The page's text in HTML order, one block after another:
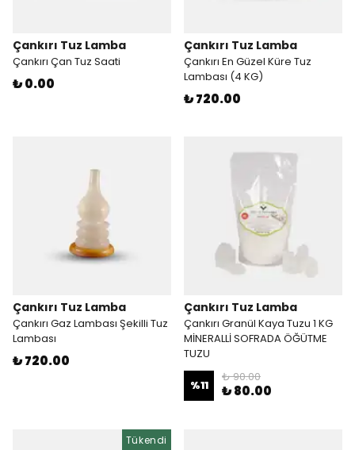
Çankırı Tuz Lamba
Çankırı Çan Tuz Saati
₺ 0.00
Çankırı Tuz Lamba
Çankırı En Güzel Küre Tuz
Lambası (4 KG)
₺ 720.00
Çankırı Tuz Lamba
Çankırı Gaz Lambası Şekilli Tuz
Lambası
₺ 720.00
Çankırı Tuz Lamba
Çankırı Granül Kaya Tuzu 1 KG
MİNERALLİ SOFRADA ÖĞÜTME
TUZU
%11
₺ 90.00
₺ 80.00
Tükendi